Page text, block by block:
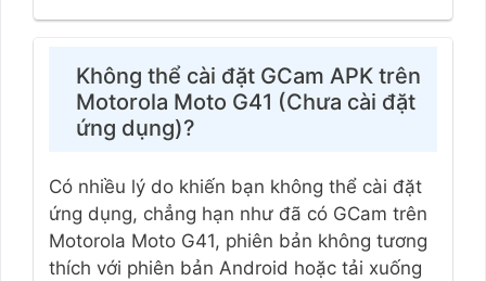
Không thể cài đặt GCam APK trên
Motorola Moto G41 (Chưa cài đặt
ứng dụng)?
Có nhiều lý do khiến bạn không thể cài đặt
ứng dụng, chẳng hạn như đã có GCam trên
Motorola Moto G41, phiên bản không tương
thích với phiên bản Android hoặc tải xuống